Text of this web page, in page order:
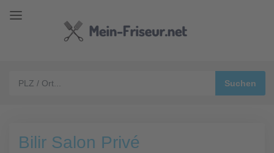
Bilir Salon Privé